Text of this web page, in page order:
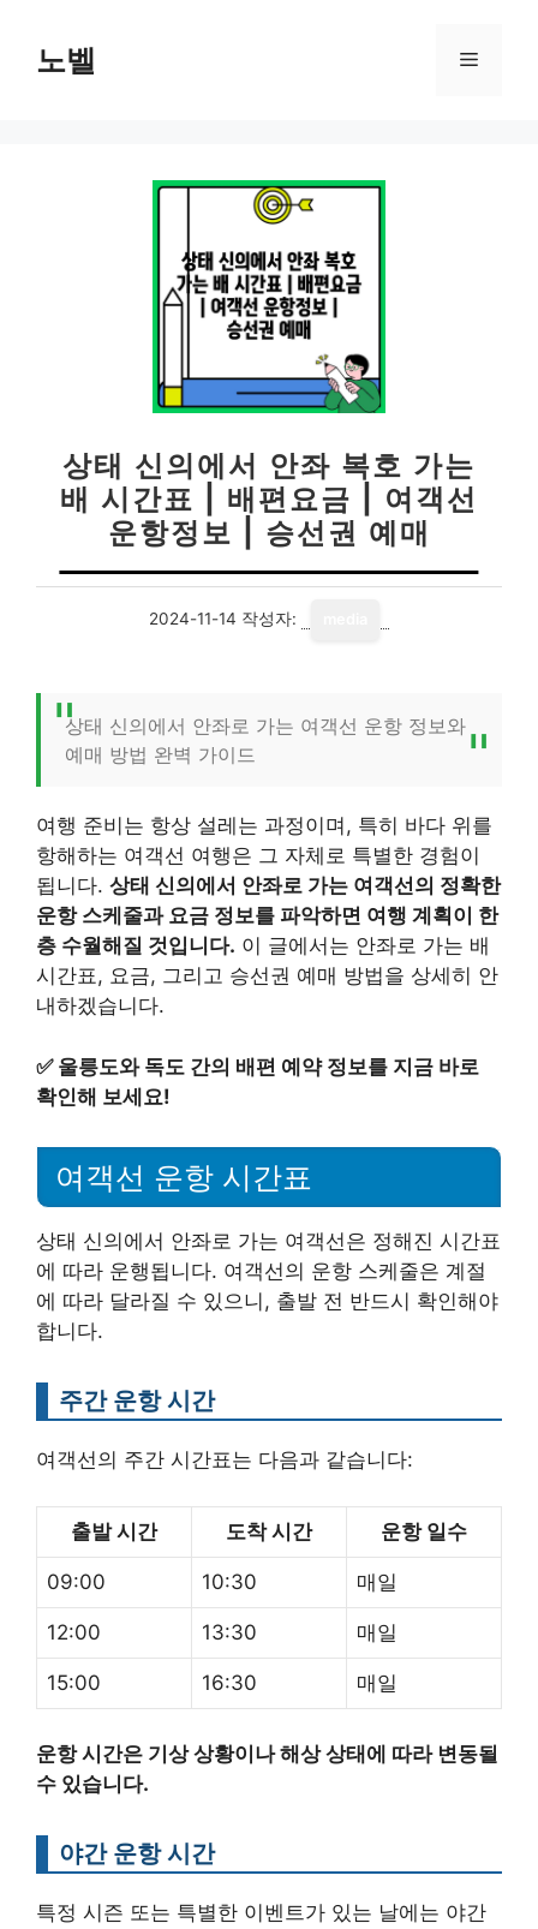
노벨 메
상태 신의에서 안좌 복호 가는
배 시간표 | 배편요금 | 여객선
운항정보 | 승선권 예매
2024-11-14 작성자:
상태 신의에서 안좌로 가는 여객선 운항 정보와
예매 방법 완벽 가이드
여행 준비는 항상 설레는 과정이며, 특히 바다 위를
항해하는 여객선 여행은 그 자체로 특별한 경험이
됩니다. 상태 신의에서 안좌로 가는 여객선의 정확한
운항 스케줄과 요금 정보를 파악하면 여행 계획이 한
층 수월해질 것입니다. 이 글에서는 안좌로 가는 배
시간표, 요금, 그리고 승선권 예매 방법을 상세히 안
내하겠습니다.
✅ 울릉도와 독도 간의 배편 예약 정보를 지금 바로
확인해 보세요!
여객선 운항 시간표
상태 신의에서 안좌로 가는 여객선은 정해진 시간표
에 따라 운행됩니다. 여객선의 운항 스케줄은 계절
에 따라 달라질 수 있으니, 출발 전 반드시 확인해야
합니다.
주간 운항 시간
여객선의 주간 시간표는 다음과 같습니다:
출발 시간 도착 시간 운항 일수
09:00 10:30 매일
12:00 13:30 매일
15:00 16:30 매일
운항 시간은 기상 상황이나 해상 상태에 따라 변동될
수 있습니다.
야간 운항 시간
특정 시즌 또는 특별한 이벤트가 있는 날에는 야간